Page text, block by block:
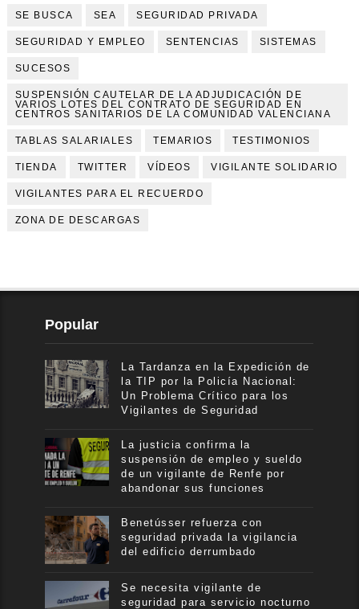
SE BUSCA SEA SEGURIDAD PRIVADA
SEGURIDAD Y EMPLEO SENTENCIAS SISTEMAS
SUCESOS
SUSPENSIÓN CAUTELAR DE LA ADJUDICACIÓN DE
VARIOS LOTES DEL CONTRATO DE SEGURIDAD EN
CENTROS SANITARIOS DE LA COMUNIDAD VALENCIANA
TABLAS SALARIALES TEMARIOS TESTIMONIOS
TIENDA TWITTER VÍDEOS VIGILANTE SOLIDARIO
VIGILANTES PARA EL RECUERDO
ZONA DE DESCARGAS
Popular
La Tardanza en la Expedición de
la TIP por la Policía Nacional:
Un Problema Crítico para los
Vigilantes de Seguridad
La justicia confirma la
suspensión de empleo y sueldo
de un vigilante de Renfe por
abandonar sus funciones
Benetússer refuerza con
seguridad privada la vigilancia
del edificio derrumbado
Se necesita vigilante de
seguridad para servicio nocturno